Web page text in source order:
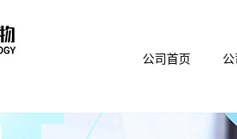
公司首页